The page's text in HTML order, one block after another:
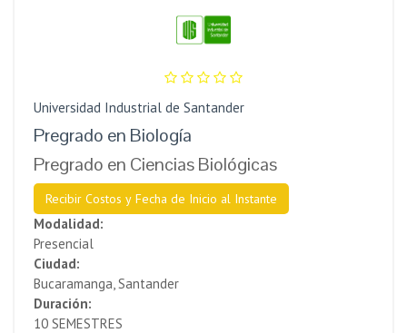
Universidad Industrial de Santander
Pregrado en Biología
Pregrado en Ciencias Biológicas
Recibir Costos y Fecha de Inicio al Instante
Modalidad:
Presencial
Ciudad:
Bucaramanga, Santander
Duración:
10 SEMESTRES